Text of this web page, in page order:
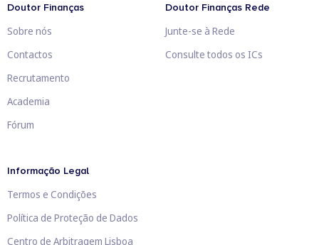
Doutor Finanças
Sobre nós
Contactos
Recrutamento
Academia
Fórum
Doutor Finanças Rede
Junte-se à Rede
Consulte todos os ICs
Informação Legal
Termos e Condições
Política de Proteção de Dados
Centro de Arbitragem Lisboa